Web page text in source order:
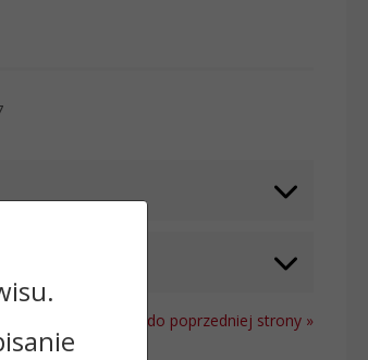
Powrót do poprzedniej strony »